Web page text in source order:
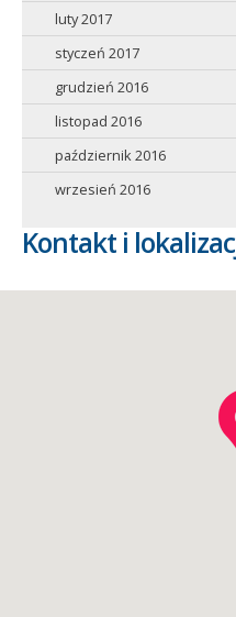
luty 2017
styczeń 2017
grudzień 2016
listopad 2016
październik 2016
wrzesień 2016
Kontakt i